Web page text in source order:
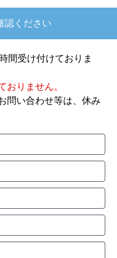
認ください
間受け付けておりま
りません。
問い合わせ等は、休み